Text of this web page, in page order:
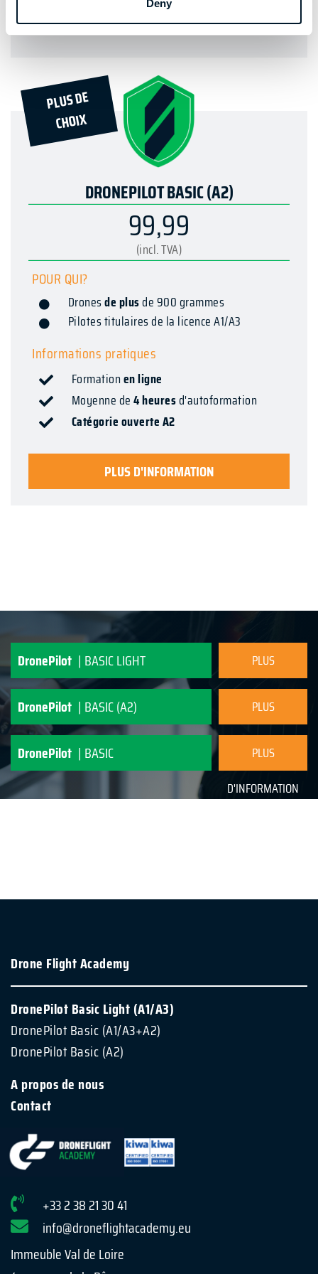
Deny
PLUS D'INFORMATION
PLUS DE
CHOIX
DRONEPILOT BASIC (A2)
99,99
(incl. TVA)
POUR QUI?
Dronesde plusde 900 grammes
Pilotes titulaires de la licence A1/A3
Informations pratiques
Formationen ligne
Moyenne de4 heuresd'autoformation
Catégorie ouverte A2
PLUS D'INFORMATION
DronePilot | BASIC LIGHT
PLUS
DronePilot | BASIC (A2)
PLUS
DronePilot | BASIC
PLUS
D'INFORMATION
Drone Flight Academy
DronePilot Basic Light (A1/A3)
DronePilot Basic (A1/A3+A2)
DronePilot Basic (A2)
A propos de nous
Contact
+33 2 38 21 30 41
info@droneflightacademy.eu
Immeuble Val de Loire